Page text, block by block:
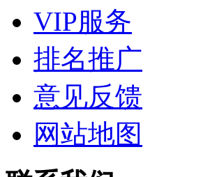
VIP服务
排名推广
意见反馈
网站地图